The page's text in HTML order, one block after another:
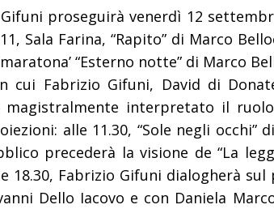
proseguirà venerdì 12
Sala Farina, “Rapito” di Marco
“Esterno notte” di Marco
cui Fabrizio Gifuni, David di
magistralmente interpretato il
alle 11.30, “Sole negli occhi”
precederà la visione de “La
18.30, Fabrizio Gifuni dialogherà sul
Dello Iacovo e con Daniela